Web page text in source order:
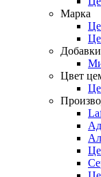
Марка
Добавки
Цвет